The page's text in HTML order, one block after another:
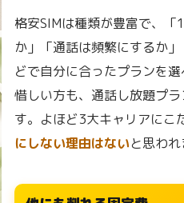
格安SIMは種類が豊富で、
か」「通話は頻繁にするか
どで自分に合ったプランを
惜しい方も、通話し放題プ
す。よほど3大キャリアにこ
にしない理由はないと思われ